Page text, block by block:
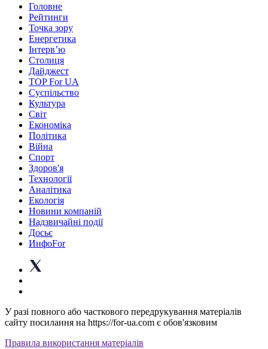
Головне
Рейтинги
Точка зору
Енергетика
Інтерв’ю
Столиця
Дайджест
TOP For UA
Суспiльство
Культура
Світ
Економіка
Політика
Війна
Спорт
Здоров'я
Технології
Аналітика
Екологія
Новини компаній
Надзвичайні події
Досьє
ИнфоFor
У разі повного або часткового передрукування матеріалів
сайту посилання на https://for-ua.com є обов'язковим
Правила використання матеріалів